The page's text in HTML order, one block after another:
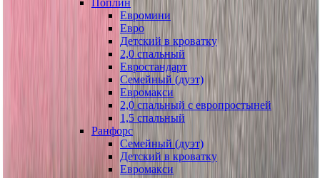
Поплин
Евромини
Евро
Детский в кроватку
2,0 спальный
Евростандарт
Семейный (дуэт)
Евромакси
2,0 спальный с европростыней
1,5 спальный
Ранфорс
Семейный (дуэт)
Детский в кроватку
Евромакси